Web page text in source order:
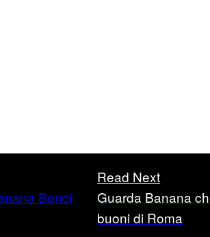
Read Next
Guarda Banana
buoni di Roma